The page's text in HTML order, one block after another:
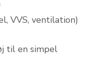
VVS, ventilation)
til en simpel